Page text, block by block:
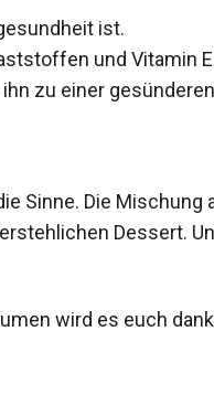
ist.
und Vitamin
zu einer
Sinne. Die
Dessert.
wird es euch